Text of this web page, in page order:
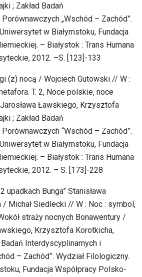
; Zakład Badań
„Wschód – Zachód”.
w Białymstoku, Fundacja
– Białystok : Trans Humana
2012. –S. [123]-133
(z) nocą / Wojciech Gutowski // W :
T. 2, Noce polskie, noce
Ławskiego, Krzysztofa
; Zakład Badań
“Wschód – Zachód”.
w Białymstoku, Fundacja
– Białystok : Trans Humana
2012. – S. [173]-228
upadkach Bunga” Stanisława
Michał Siedlecki // W : Noc : symbol,
straży nocnych Bonawentury /
Krzysztofa Korotkicha,
Badań Interdyscyplinarnych i
– Zachód”. Wydział Filologiczny.
Fundacja Współpracy Polsko-